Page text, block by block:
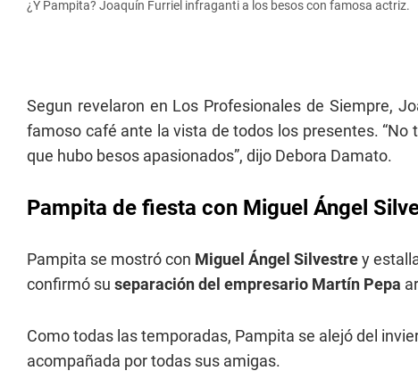
¿Y Pampita? Joaquín Furriel infraganti a los besos con famosa actriz.
Segun revelaron en Los Profesionales de Siempre,
famoso café ante la vista de todos los presentes.
que hubo besos apasionados”, dijo Debora Damato.
Pampita de fiesta con Miguel Ángel
Pampita se mostró con Miguel Ángel Silvestrey
confirmó su separación del empresario Martín Pepa
Como todas las temporadas, Pampita se alejó del
acompañada por todas sus amigas.